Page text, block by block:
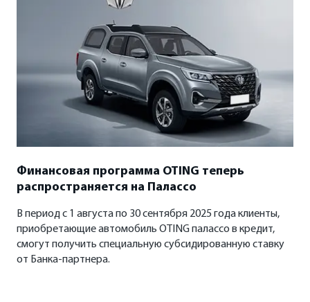
Финансовая программа OTING теперь
распространяется на Палассо
В период с 1 августа по 30 сентября 2025 года клиенты,
приобретающие автомобиль OTING палассо в кредит,
смогут получить специальную субсидированную ставку
от Банка-партнера.